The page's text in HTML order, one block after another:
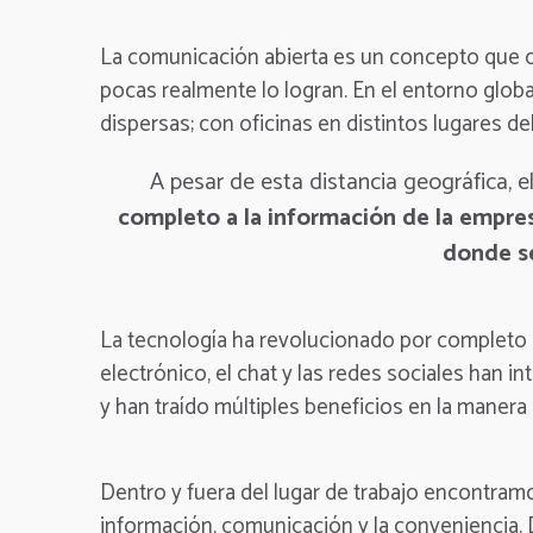
La comunicación abierta es un concepto que
pocas realmente lo logran. En el entorno
dispersas; con oficinas en distintos lugares
A pesar de esta distancia geográfica,
completo a la información de la
donde
La tecnología ha revolucionado por
electrónico, el chat y las redes sociales han
y han traído múltiples beneficios en la
Dentro y fuera del lugar de trabajo